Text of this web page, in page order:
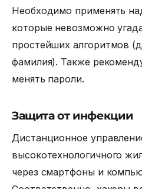
Необходимо применять
которые невозможно
простейших алгоритмов
фамилия). Также
менять пароли.
Защита от инфекции
Дистанционное
высокотехнологичного
через смартфоны и